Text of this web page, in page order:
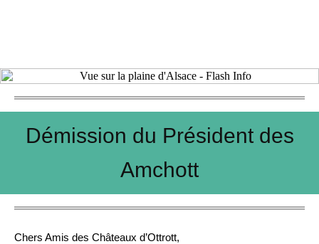
Démission du Président des
Amchott
Chers Amis des Châteaux d’Ottrott,